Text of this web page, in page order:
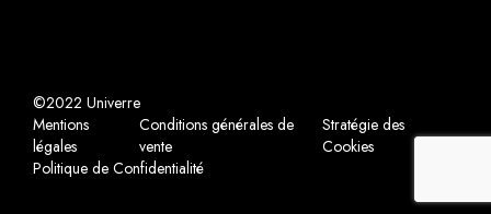
©2022 Univerre
Mentions
légales
Conditions générales de
vente
Stratégie des
Cookies
Politique de Confidentialité